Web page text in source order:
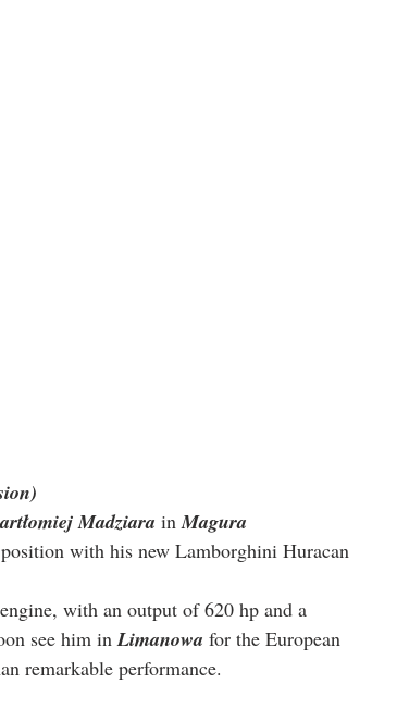
Madziara in Magura
with his new Lamborghini Huracan
with an output of 620 hp and a
see him in Limanowa for the European
remarkable performance.